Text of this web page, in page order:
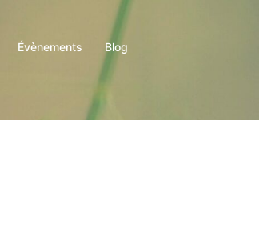
Évènements
Blog